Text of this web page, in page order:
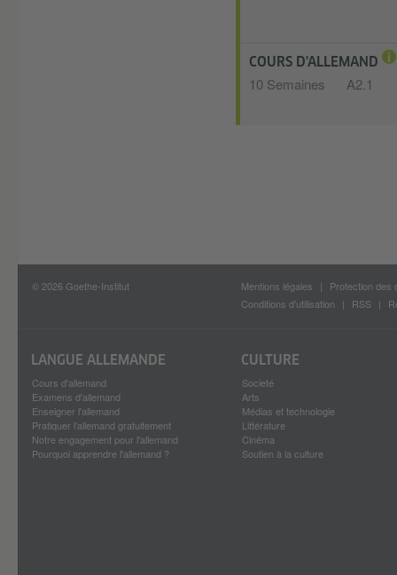
COURS D'ALLEMAND
10 Semaines A2.1
© 2026 Goethe-Institut Mentions légales
Protection des
Conditions d'utilisation
RSS
LANGUE ALLEMANDE
Cours d'allemand
Examens d'allemand
Enseigner l'allemand
Pratiquer l’allemand gratuitement
Notre engagement pour l'allemand
Pourquoi apprendre l'allemand ?
CULTURE
Societé
Arts
Médias et technologie
Littérature
Cinéma
Soutien à la culture